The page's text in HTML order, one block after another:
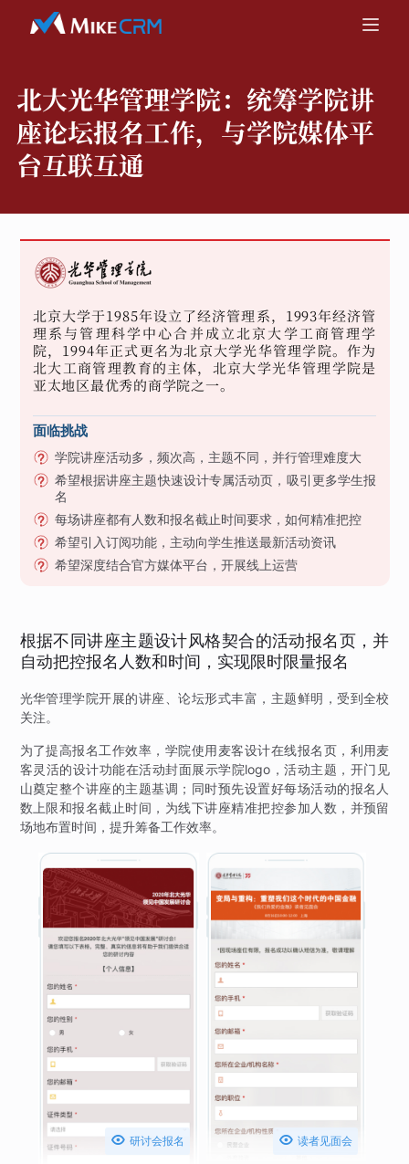
北大光华管理学院： 统筹学院讲
座论坛报名工作，与学院媒体平
台互联互通
北京大学于1985年设立了经济管理系，1993年经济管
理系与管理科学中心合并成立北京大学工商管理学
院，1994年正式更名为北京大学光华管理学院。作为
北大工商管理教育的主体，北京大学光华管理学院是
亚太地区最优秀的商学院之一。
面临挑战
学院讲座活动多，频次高，主题不同，并行管理难度大
希望根据讲座主题快速设计专属活动页，吸引更多学生报
名
每场讲座都有人数和报名截止时间要求，如何精准把控
希望引入订阅功能，主动向学生推送最新活动资讯
希望深度结合官方媒体平台，开展线上运营
根据不同讲座主题设计风格契合的活动报名页，并
自动把控报名人数和时间，实现限时限量报名
光华管理学院开展的讲座、论坛形式丰富，主题鲜明，受到全校
关注。
为了提高报名工作效率，学院使用麦客设计在线报名页，利用麦
客灵活的设计功能在活动封面展示学院logo，活动主题，开门见
山奠定整个讲座的主题基调；同时预先设置好每场活动的报名人
数上限和报名截止时间，为线下讲座精准把控参加人数，并预留
场地布置时间，提升筹备工作效率。
 研讨会报名  读者见面会